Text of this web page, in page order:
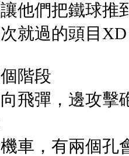
他們把鐵球推
就過的頭目XD
階段
飛彈，邊攻擊
車，有兩個孔